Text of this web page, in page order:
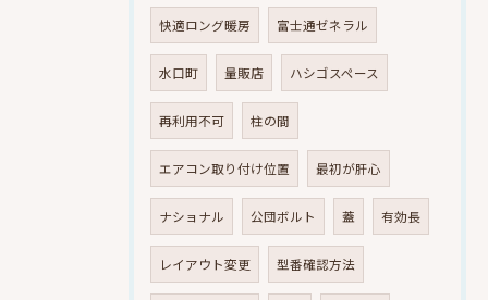
快適ロング暖房 富士通ゼネラル
水口町 量販店 ハシゴスペース
再利用不可 柱の間
エアコン取り付け位置 最初が肝心
ナショナル 公団ボルト 蓋 有効長
レイアウト変更 型番確認方法